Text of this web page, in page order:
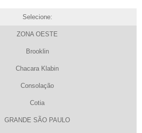
Selecione:
ZONA OESTE
Brooklin
Chacara Klabin
Consolação
Cotia
GRANDE SÃO PAULO